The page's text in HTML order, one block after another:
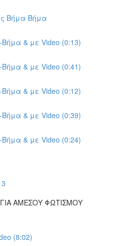
Βήμα Βήμα
& με Video (0:13)
& με Video (0:41)
& με Video (0:12)
& με Video (0:39)
& με Video (0:24)
ΑΜΕΣΟΥ ΦΩΤΙΣΜΟΥ
(8:02)